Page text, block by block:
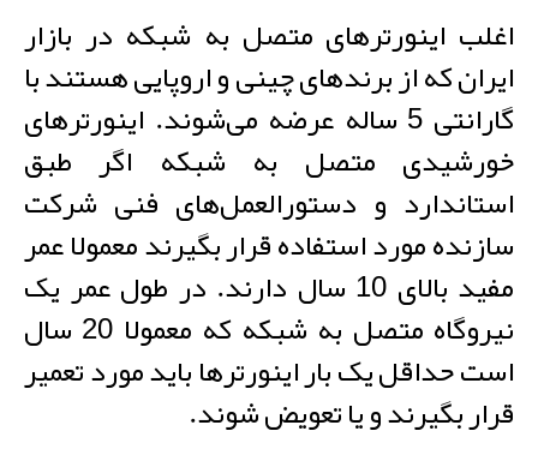
اغلب اینورترهای متصل به شبکه در بازار
ایران که از برندهای چینی و اروپایی هستند با
گارانتی 5 ساله عرضه می‌شوند. اینورترهای
خورشیدی متصل به شبکه اگر طبق
استاندارد و دستورالعمل‌های فنی شرکت
سازنده مورد استفاده قرار بگیرند معمولا عمر
مفید بالای 10 سال دارند. در طول عمر یک
نیروگاه متصل به شبکه که معمولا 20 سال
است حداقل یک بار اینورترها باید مورد تعمیر
قرار بگیرند و یا تعویض شوند.